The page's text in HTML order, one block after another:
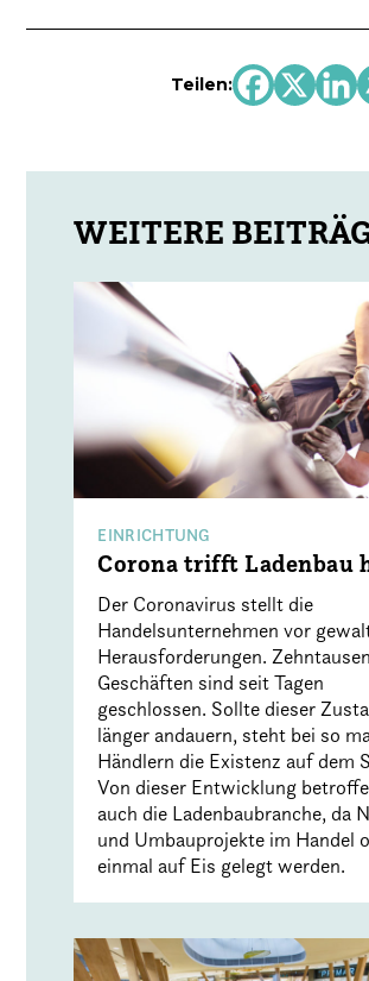
Teilen:
EINRICHTUNG
Corona trifft Ladenbau
Der Coronavirus stellt die
Handelsunternehmen vor
Herausforderungen.
Geschäften sind seit Tagen
geschlossen. Sollte dieser
länger andauern, steht bei so
Händlern die Existenz auf dem
Von dieser Entwicklung
auch die Ladenbaubranche, da
und Umbauprojekte im Handel
einmal auf Eis gelegt werden.